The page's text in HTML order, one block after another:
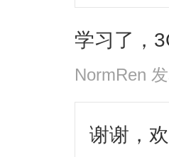
学习了，
NormRen
谢谢，